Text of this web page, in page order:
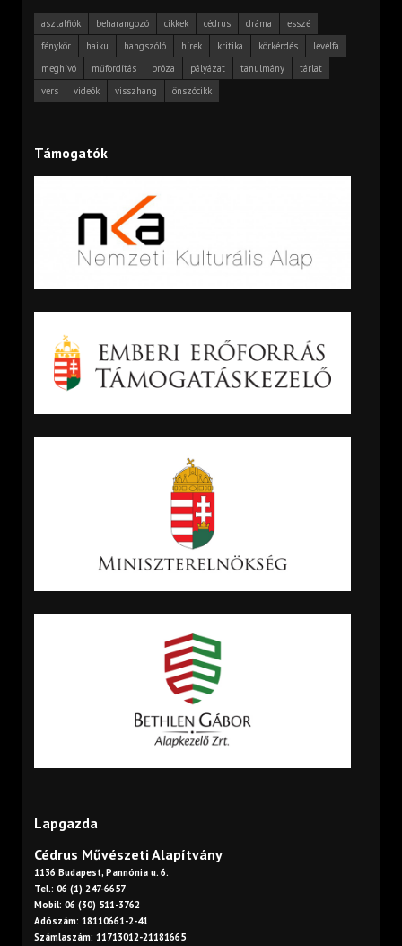
asztalfiók beharangozó cikkek cédrus dráma
esszé
fénykör
haiku hangszóló hírek kritika körkérdés
levélfa
meghívó
műfordítás próza pályázat tanulmány
tárlat
vers
videók visszhang önszócikk
Támogatók
Lapgazda
Cédrus Művészeti Alapítvány
1136 Budapest, Pannónia u. 6.
Tel.: 06 (1) 247-6657
Mobil: 06 (30) 511-3762
Adószám: 18110661-2-41
Számlaszám: 11713012-21181665